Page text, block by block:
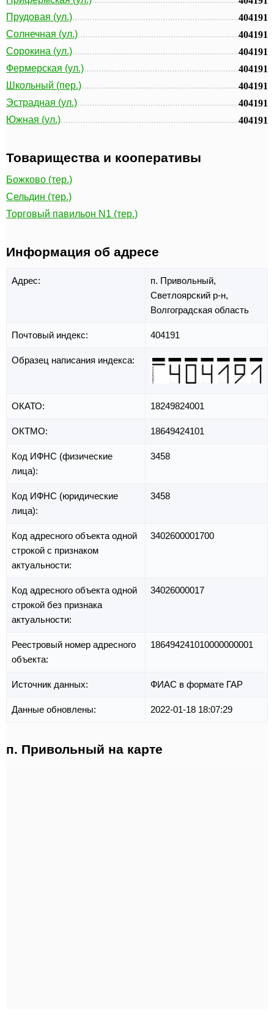
Прудовая (ул.)
404191
Солнечная (ул.)
404191
Сорокина (ул.)
404191
Фермерская (ул.)
404191
Школьный (пер.)
404191
Эстрадная (ул.)
404191
Южная (ул.)
404191
Товарищества и кооперативы
Божково (тер.)
Сельдин (тер.)
Торговый павильон N1 (тер.)
Информация об адресе
Адрес:
п. Привольный,
Светлоярский р-н,
Волгоградская область
Почтовый индекс: 404191
Образец написания индекса:
ОКАТО: 18249824001
ОКТМО: 18649424101
Код ИФНС (физические
лица):
3458
Код ИФНС (юридические
лица):
3458
Код адресного объекта одной
строкой с признаком
актуальности:
3402600001700
Код адресного объекта одной
строкой без признака
актуальности:
34026000017
Реестровый номер адресного
объекта:
186494241010000000001
Источник данных: ФИАС в формате ГАР
Данные обновлены: 2022-01-18 18:07:29
п. Привольный на карте